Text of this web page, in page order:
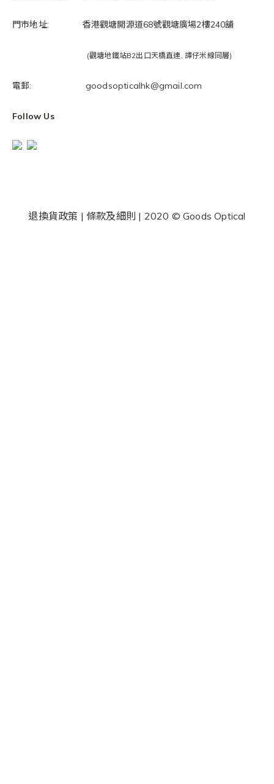
門市地址: 香港觀塘開源道68號觀塘廣場2樓240舖
(觀塘地鐵站B2出口天橋直達, 譚仔米線同層)
電郵: goodsopticalhk@gmail.com
Follow Us
退換貨政策 | 條款及細則 | 2020 © Goods Optical